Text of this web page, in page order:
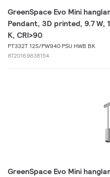
GreenSpace Evo Mini
Pendant, 3D printed, 9.7 W,
K, CRI>90
PT332T 12S/PW940 PSU HWB BK
8720169838154
GreenSpace Evo Mini